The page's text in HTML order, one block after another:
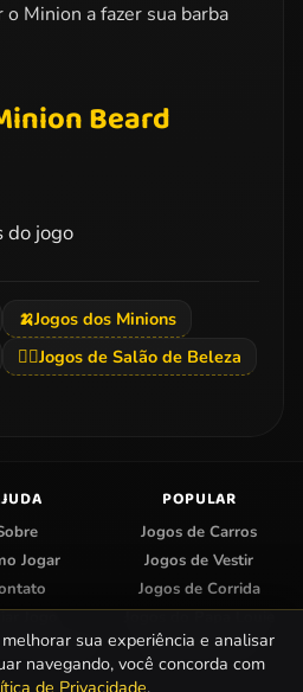
Minion a fazer sua barba
Beard
do jogo
🍌Jogos dos Minions
💇‍♀️Jogos de Salão de Beleza
Jogar
Jogo
Privacidade
POPULAR
Jogos de Carros
Jogos de Vestir
Jogos de Corrida
Jogos do Papa Louie
Jogos de Colorir
sua experiência e analisar
navegando, você concorda com
de Privacidade.